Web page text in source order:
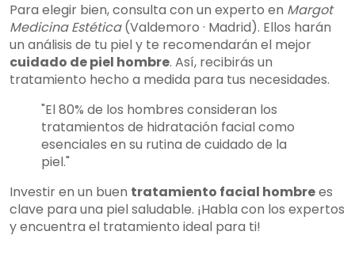
Para elegir bien, consulta con un experto en Margot
Medicina Estética(Valdemoro · Madrid). Ellos harán
un análisis de tu piel y te recomendarán el mejor
cuidado de piel hombre. Así, recibirás un
tratamiento hecho a medida para tus necesidades.
"El 80% de los hombres consideran los
tratamientos de hidratación facial como
esenciales en su rutina de cuidado de la
piel."
Investir en un buen tratamiento facial hombrees
clave para una piel saludable. ¡Habla con los expertos
y encuentra el tratamiento ideal para ti!